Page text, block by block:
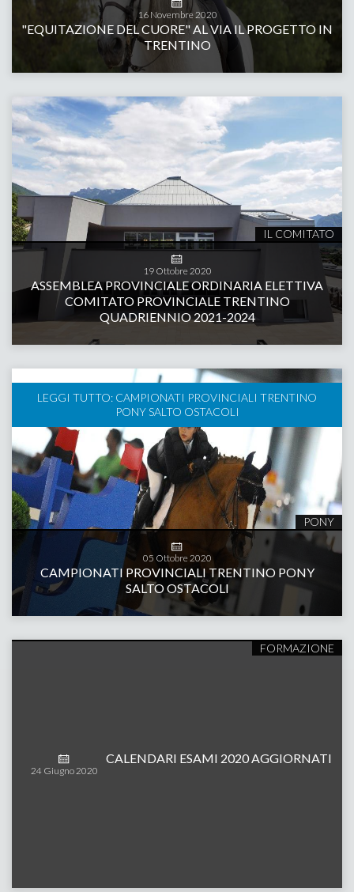
16 Novembre2020
"EQUITAZIONE DEL CUORE" AL VIA IL PROGETTO IN
TRENTINO
IL COMITATO
19 Ottobre 2020
ASSEMBLEA PROVINCIALE ORDINARIA ELETTIVA
COMITATO PROVINCIALE TRENTINO
QUADRIENNIO 2021-2024
PONY
05 Ottobre2020
CAMPIONATI PROVINCIALI TRENTINO PONY
SALTO OSTACOLI
LEGGI TUTTO: CAMPIONATI PROVINCIALI TRENTINO
PONY SALTO OSTACOLI
FORMAZIONE
24 Giugno 2020
CALENDARI ESAMI 2020 AGGIORNATI